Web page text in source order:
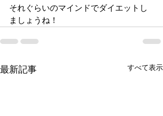
それぐらいのマインドでダイエットし
ましょうね！
最新記事 すべて表示